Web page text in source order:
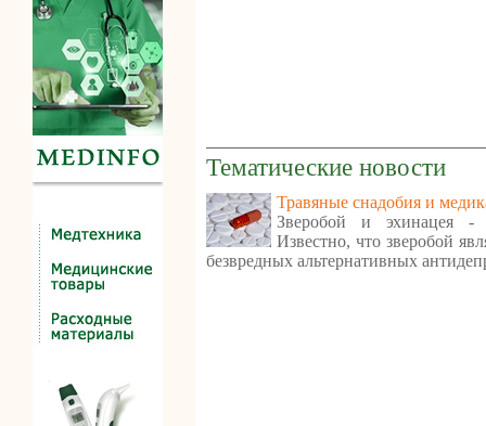
Тематические новости
Травяные снадобия и
Зверобой и эхинацея -
Известно, что зверобой
безвредных альтернативных